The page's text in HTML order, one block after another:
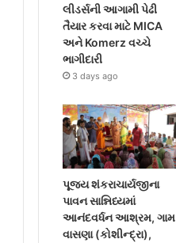
લીડર્સની આગામી પેઢી
તૈયાર કરવા માટે MICA
અને Komerz વચ્ચે
ભાગીદારી
3 days ago
પૂજ્ય શંકરાચાર્યજીના
પાવન સાન્નિધ્યમાં
આનંદવર્ધન આશ્રમ, ગામ
વાસણા (કોશીન્દ્રા),